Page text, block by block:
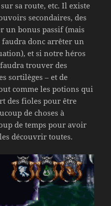
sa route, etc. Il existe
secondaires, des
un bonus passif (mais
donc arrêter un
et si notre héros
trouver des
sortilèges – et de
comme les potions qui
des fioles pour être
de choses à
de temps pour avoir
découvrir toutes.